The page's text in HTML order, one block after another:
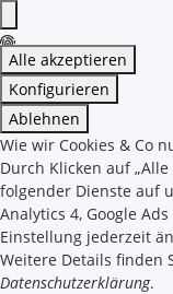
Alle akzeptieren
Konfigurieren
Ablehnen
Wie wir Cookies & Co
Durch Klicken auf
folgender Dienste auf
Analytics 4, Google
Einstellung jederzeit
Weitere Details finden
Datenschutzerklärung.